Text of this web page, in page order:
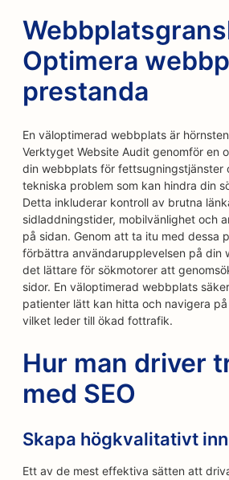
Optimera
prestanda
En väloptimerad webbplats är
Verktyget Website Audit genomför en
din webbplats för fettsugningstjänster
tekniska problem som kan hindra din
Detta inkluderar kontroll av brutna
sidladdningstider, mobilvänlighet och
på sidan. Genom att ta itu med dessa
förbättra användarupplevelsen på din
det lättare för sökmotorer att
sidor. En väloptimerad webbplats
patienter lätt kan hitta och navigera
vilket leder till ökad fottrafik.
Hur man driver
med SEO
Skapa högkvalitativt
Ett av de mest effektiva sätten att